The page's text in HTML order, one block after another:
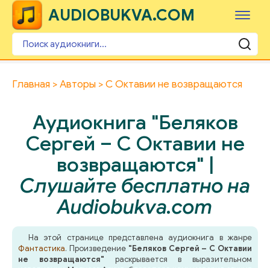
AUDIOBUKVA.COM
Главная Авторы С Октавии не возвращаются
Аудиокнига "Беляков
Сергей – С Октавии не
возвращаются" |
Слушайте бесплатно на
Audiobukva.com
На этой странице представлена аудиокнига в жанре
Фантастика. Произведение "Беляков Сергей – С Октавии
не возвращаются" раскрывается в выразительном